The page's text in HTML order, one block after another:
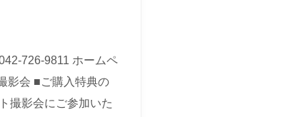
726-9811 ホームペ
影会 ■ご購入特典の
撮影会にご参加いた